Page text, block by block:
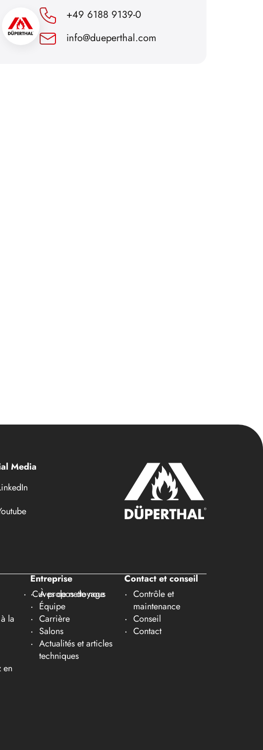
+49 6188 9139-0
info@dueperthal.com
Media
la
en
Cuves de nettoyage
Entreprise
À propos de nous
Équipe
Carrière
Salons
Actualités et articles
techniques
Contact et conseil
Contrôle et
maintenance
Conseil
Contact